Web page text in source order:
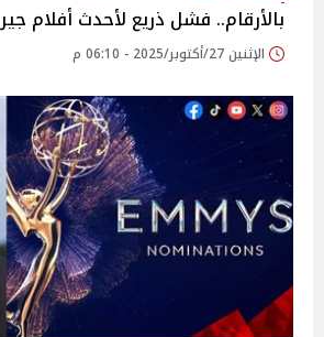
بالأرقام.. فشل ذريع لأحدث أفلام
الإثنين 27/أكتوبر/2025 - 06:10 م